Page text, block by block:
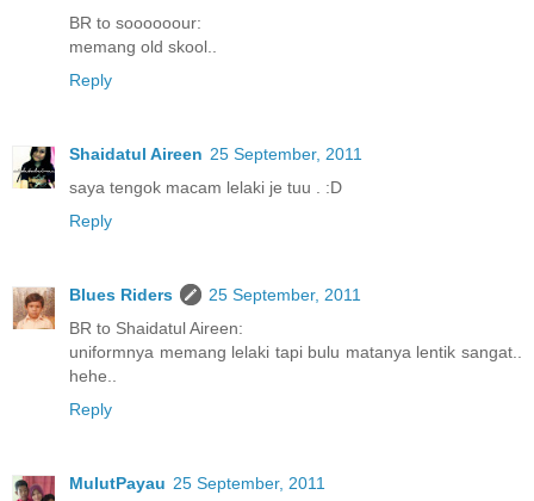
BR to soooooour:
memang old skool..
Reply
Shaidatul Aireen 25 September, 2011
saya tengok macam lelaki je tuu . :D
Reply
Blues Riders
25 September, 2011
BR to Shaidatul Aireen:
uniformnya memang lelaki tapi bulu matanya lentik sangat..
hehe..
Reply
MulutPayau 25 September, 2011